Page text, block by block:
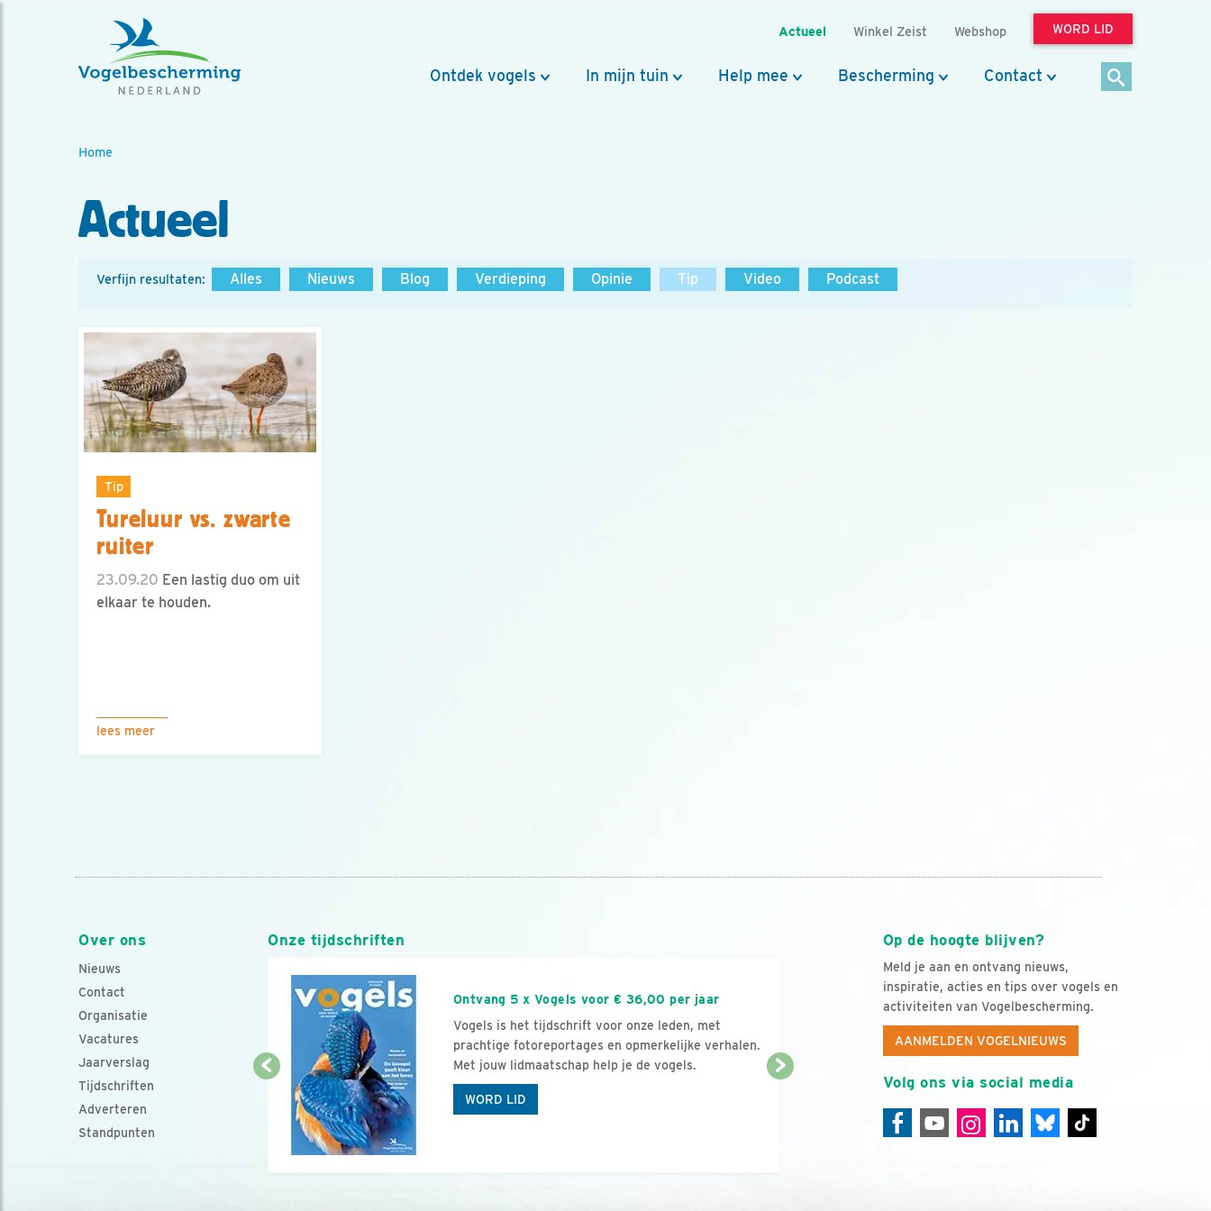
Actueel Winkel Zeist Webshop WORD LID
Ontdek vogels In mijn tuin Help mee Bescherming Contact
Home
Actueel
Verfijn resultaten: Alles Nieuws Blog Verdieping Opinie Tip Video Podcast
Tip
Tureluur vs. zwarte
ruiter
23.09.20 Een lastig duo om uit
elkaar te houden.
lees meer
Over ons
Nieuws
Contact
Organisatie
Vacatures
Jaarverslag
Tijdschriften
Adverteren
Standpunten
Op de hoogte blijven?
Meld je aan en ontvang nieuws,
inspiratie, acties en tips over vogels en
activiteiten van Vogelbescherming.
AANMELDEN VOGELNIEUWS
Volg ons via social media
Onze tijdschriften
Ontvang 5 x Vogels voor € 36,00 per jaar
Vogels is het tijdschrift voor onze leden, met
prachtige fotoreportages en opmerkelijke verhalen.
Met jouw lidmaatschap help je de vogels.
WORD LID